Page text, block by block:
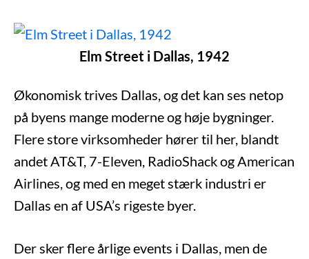
Elm Street i Dallas, 1942
Økonomisk trives Dallas, og det kan ses netop
på byens mange moderne og høje bygninger.
Flere store virksomheder hører til her, blandt
andet AT&T, 7-Eleven, RadioShack og American
Airlines, og med en meget stærk industri er
Dallas en af USA’s rigeste byer.
Der sker flere årlige events i Dallas, men de